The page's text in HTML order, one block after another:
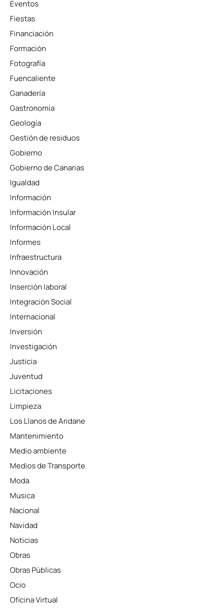
Eventos
Fiestas
Financiación
Formación
Fotografía
Fuencaliente
Ganadería
Gastronomía
Geología
Gestión de residuos
Gobierno
Gobierno de Canarias
Igualdad
Información
Información Insular
Información Local
Informes
Infraestructura
Innovación
Inserción laboral
Integración Social
Internacional
Inversión
Investigación
Justicia
Juventud
Licitaciones
Limpieza
Los Llanos de Aridane
Mantenimiento
Medio ambiente
Medios de Transporte
Moda
Musica
Nacional
Navidad
Noticias
Obras
Obras Públicas
Ocio
Oficina Virtual